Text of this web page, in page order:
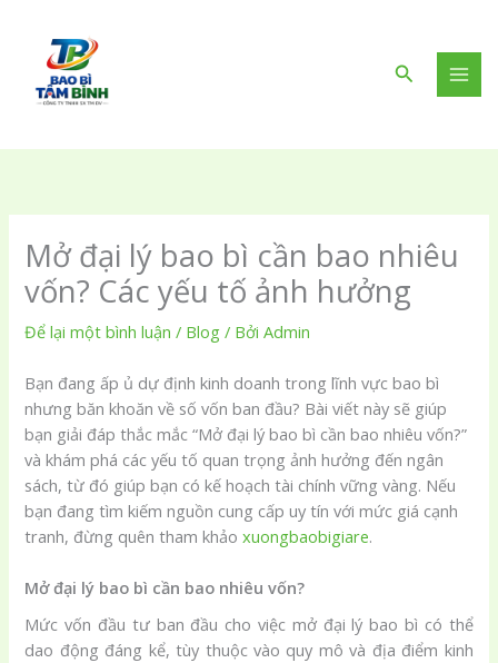
dung
Tìm
kiếm
Mở đại lý bao bì cần bao nhiêu
vốn? Các yếu tố ảnh hưởng
Để lại một bình luận / Blog / BởiAdmin
Bạn đang ấp ủ dự định kinh doanh trong lĩnh vực bao bì
nhưng băn khoăn về số vốn ban đầu? Bài viết này sẽ giúp
bạn giải đáp thắc mắc “Mở đại lý bao bì cần bao nhiêu vốn?”
và khám phá các yếu tố quan trọng ảnh hưởng đến ngân
sách, từ đó giúp bạn có kế hoạch tài chính vững vàng. Nếu
bạn đang tìm kiếm nguồn cung cấp uy tín với mức giá cạnh
tranh, đừng quên tham khảoxuongbaobigiare.
Mở đại lý bao bì cần bao nhiêu vốn?
Mức vốn đầu tư ban đầu cho việc mở đại lý bao bì có thể
dao động đáng kể, tùy thuộc vào quy mô và địa điểm kinh